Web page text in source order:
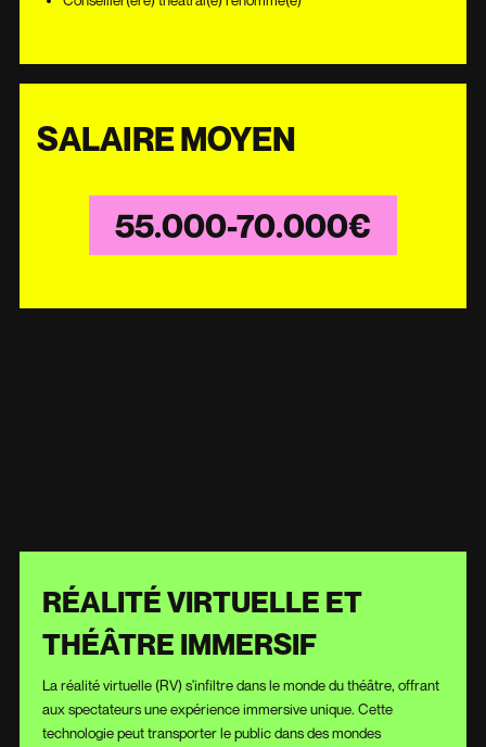
SALAIRE MOYEN
55.000-70.000€
RÉALITÉ VIRTUELLE ET
THÉÂTRE IMMERSIF
La réalité virtuelle (RV) s'infiltre dans le monde du théâtre, offrant
aux spectateurs une expérience immersive unique. Cette
technologie peut transporter le public dans des mondes